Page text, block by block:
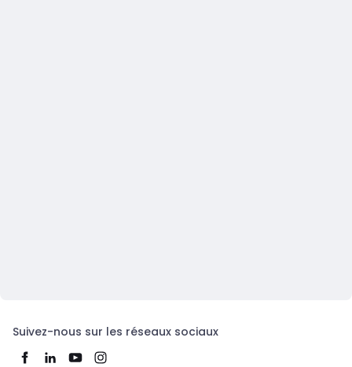
Suivez-nous sur les réseaux sociaux